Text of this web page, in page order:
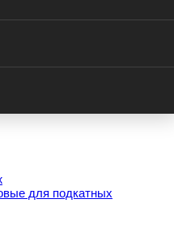
для подкатных